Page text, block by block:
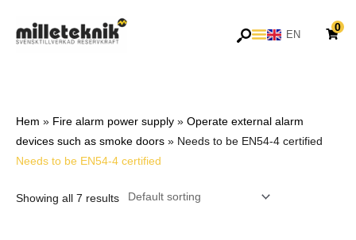
EN
SV
0
Hem » Fire alarm power supply » Operate external alarm
devices such as smoke doors » Needs to be EN54-4 certified
Needs to be EN54-4 certified
Showing all 7 results